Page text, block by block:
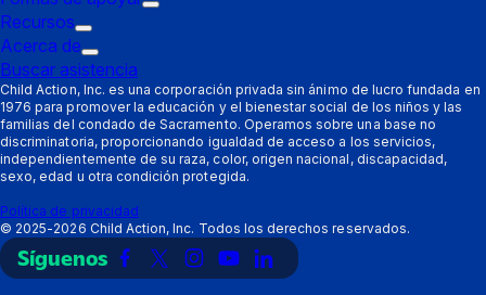
disparo:
Padres
de
Proveedores
Submenú
Formas
de
apoyar
Recursos
Submenú
de
disparo:
Recursos
Acerca de
Submenú
de
disparo:
Acerca
de
Buscar asistencia
Child Action, Inc. es una corporación privada sin ánimo de lucro fundada en
1976 para promover la educación y el bienestar social de los niños y las
familias del condado de Sacramento. Operamos sobre una base no
discriminatoria, proporcionando igualdad de acceso a los servicios,
independientemente de su raza, color, origen nacional, discapacidad,
sexo, edad u otra condición protegida.
Política de privacidad
© 2025-2026 Child Action, Inc. Todos los derechos reservados.
SíguenosEnlace
a
Enlace
a
Enlace
a
Enlace
a
Enlace
a